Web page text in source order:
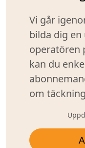
Vi går
bilda dig
operatören
kan du
om